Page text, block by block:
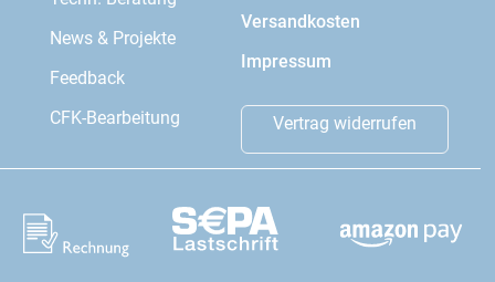
News & Projekte
Feedback
CFK-Bearbeitung
Versandkosten
Impressum
Vertrag widerrufen